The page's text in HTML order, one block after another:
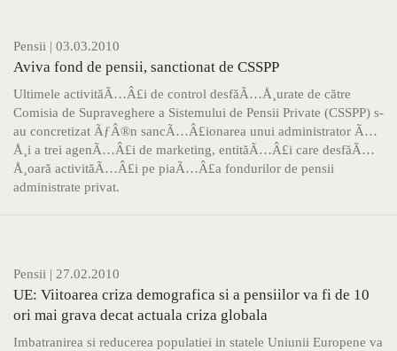
Pensii | 03.03.2010
Aviva fond de pensii, sanctionat de CSSPP
Ultimele activităÃ…Â£i de control desfăÃ…Å¸urate de către
Comisia de Supraveghere a Sistemului de Pensii Private (CSSPP) s-
au concretizat ÃƒÂ®n sancÃ…Â£ionarea unui administrator Ã…
Å¸i a trei agenÃ…Â£i de marketing, entităÃ…Â£i care desfăÃ…
Å¸oară activităÃ…Â£i pe piaÃ…Â£a fondurilor de pensii
administrate privat.
Pensii | 27.02.2010
UE: Viitoarea criza demografica si a pensiilor va fi de 10
ori mai grava decat actuala criza globala
Imbatranirea si reducerea populatiei in statele Uniunii Europene va